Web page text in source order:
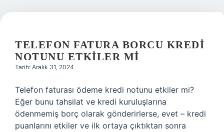
Hakkımızda
TELEFON FATURA BORCU KREDI
NOTUNU ETKILER MI
Tarih: Aralık 31, 2024
Telefon faturası ödeme kredi notunu etkiler mi?
Eğer bunu tahsilat ve kredi kuruluşlarına
ödenmemiş borç olarak gönderirlerse, evet – kredi
puanlarını etkiler ve ilk ortaya çıktıktan sonra